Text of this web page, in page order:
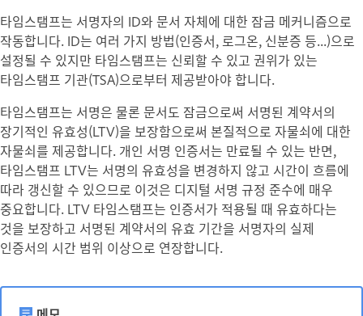
타임스탬프는 서명자의 ID와 문서 자체에 대한 잠금 메커니즘으로
작동합니다. ID는 여러 가지 방법(인증서, 로그온, 신분증 등...)으로
설정될 수 있지만 타임스탬프는 신뢰할 수 있고 권위가 있는
타임스탬프 기관(TSA)으로부터 제공받아야 합니다.
타임스탬프는 서명은 물론 문서도 잠금으로써 서명된 계약서의
장기적인 유효성(LTV)을 보장함으로써 본질적으로 자물쇠에 대한
자물쇠를 제공합니다. 개인 서명 인증서는 만료될 수 있는 반면,
타임스탬프 LTV는 서명의 유효성을 변경하지 않고 시간이 흐름에
따라 갱신할 수 있으므로 이것은 디지털 서명 규정 준수에 매우
중요합니다. LTV 타임스탬프는 인증서가 적용될 때 유효하다는
것을 보장하고 서명된 계약서의 유효 기간을 서명자의 실제
인증서의 시간 범위 이상으로 연장합니다.